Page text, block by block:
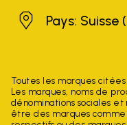
SuissePays: Suisse
Toutes les marques
Les marques, noms de
dénominations sociales
être des marques